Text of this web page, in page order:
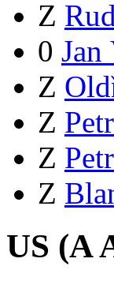
Z
0
Z
Z
Z
Z
US (A